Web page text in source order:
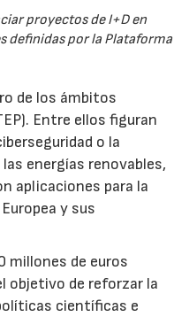
proyectos de I+D en
definidas por la Plataforma
de los ámbitos
Entre ellos figuran
o la
energías renovables,
aplicaciones para la
y sus
millones de euros
objetivo de reforzar la
científicas e